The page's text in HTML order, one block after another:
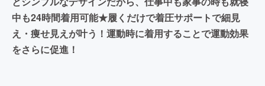
中も24時間着用可能★履くだけで着圧サポートで細見
え・痩せ見えが叶う！運動時に着用することで運動効果
をさらに促進！